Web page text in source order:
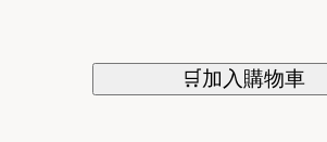
🛒加入購物車